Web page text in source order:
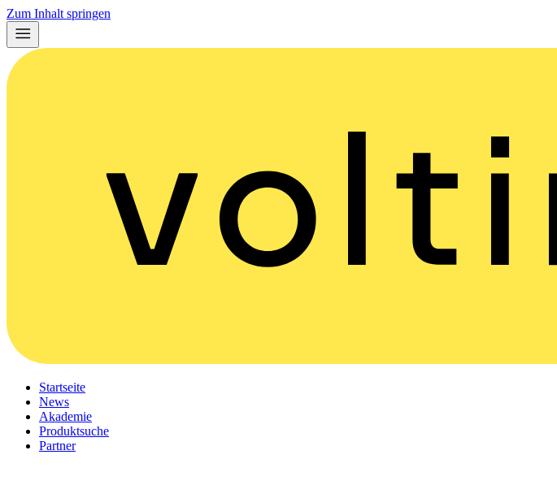
Zum Inhalt springen
Startseite
News
Akademie
Produktsuche
Partner